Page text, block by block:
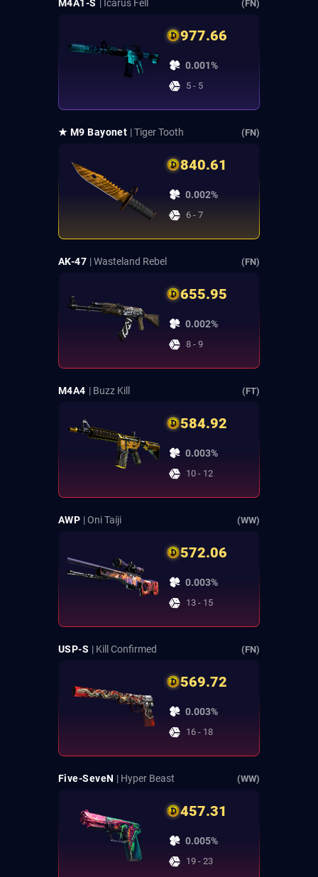
M4A1-S | Icarus Fell (FN)
977.66
0.001%
5 - 5
★ M9 Bayonet | Tiger Tooth (FN)
840.61
0.002%
6 - 7
AK-47 | Wasteland Rebel (FN)
655.95
0.002%
8 - 9
M4A4 | Buzz Kill (FT)
584.92
0.003%
10 - 12
AWP | Oni Taiji (WW)
572.06
0.003%
13 - 15
USP-S | Kill Confirmed (FN)
569.72
0.003%
16 - 18
Five-SeveN | Hyper Beast (WW)
457.31
0.005%
19 - 23